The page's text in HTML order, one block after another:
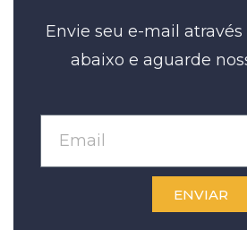
Envie seu e-mail
abaixo e aguarde
ENVIAR